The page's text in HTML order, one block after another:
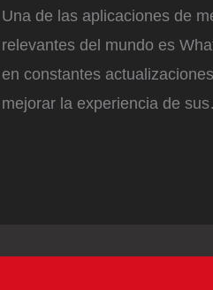
Una de las aplicaciones de
relevantes del mundo es
en constantes
mejorar la experiencia de